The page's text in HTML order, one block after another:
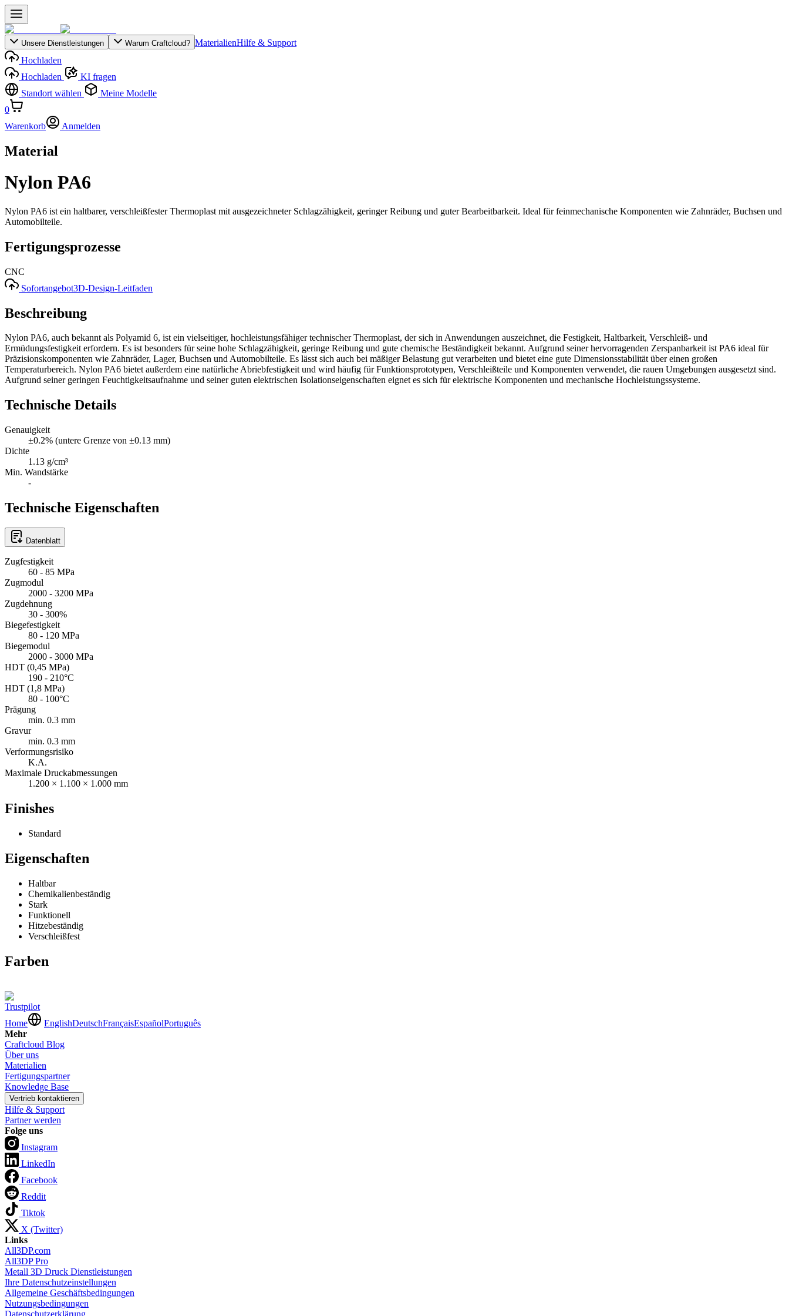
Unsere Dienstleistungen Warum Craftcloud? MaterialienHilfe & Support
Hochladen
Hochladen
KI fragen
Standort wählen
Meine Modelle
0
Warenkorb
Anmelden
Material
Nylon PA6
Nylon PA6 ist ein haltbarer, verschleißfester Thermoplast mit ausgezeichneter Schlagzähigkeit, geringer Reibung und guter Bearbeitbarkeit. Ideal für feinmechanische Komponenten wie Zahnräder, Buchsen und
Automobilteile.
Fertigungsprozesse
CNC
Sofortangebot3D-Design-Leitfaden
Beschreibung
Nylon PA6, auch bekannt als Polyamid 6, ist ein vielseitiger, hochleistungsfähiger technischer Thermoplast, der sich in Anwendungen auszeichnet, die Festigkeit, Haltbarkeit, Verschleiß- und
Ermüdungsfestigkeit erfordern. Es ist besonders für seine hohe Schlagzähigkeit, geringe Reibung und gute chemische Beständigkeit bekannt. Aufgrund seiner hervorragenden Zerspanbarkeit ist PA6 ideal für
Präzisionskomponenten wie Zahnräder, Lager, Buchsen und Automobilteile. Es lässt sich auch bei mäßiger Belastung gut verarbeiten und bietet eine gute Dimensionsstabilität über einen großen
Temperaturbereich. Nylon PA6 bietet außerdem eine natürliche Abriebfestigkeit und wird häufig für Funktionsprototypen, Verschleißteile und Komponenten verwendet, die rauen Umgebungen ausgesetzt sind.
Aufgrund seiner geringen Feuchtigkeitsaufnahme und seiner guten elektrischen Isolationseigenschaften eignet es sich für elektrische Komponenten und mechanische Hochleistungssysteme.
Technische Details
Genauigkeit
±0.2% (untere Grenze von ±0.13 mm)
Dichte
1.13 g/cm³
Min. Wandstärke
-
Technische Eigenschaften
Datenblatt
Zugfestigkeit
60 - 85 MPa
Zugmodul
2000 - 3200 MPa
Zugdehnung
30 - 300%
Biegefestigkeit
80 - 120 MPa
Biegemodul
2000 - 3000 MPa
HDT (0,45 MPa)
190 - 210°C
HDT (1,8 MPa)
80 - 100°C
Prägung
min. 0.3 mm
Gravur
min. 0.3 mm
Verformungsrisiko
K.A.
Maximale Druckabmessungen
1.200 × 1.100 × 1.000 mm
Finishes
Standard
Eigenschaften
Haltbar
Chemikalienbeständig
Stark
Funktionell
Hitzebeständig
Verschleißfest
Farben
Trustpilot
Home
EnglishDeutschFrançaisEspañolPortuguês
Mehr
Craftcloud Blog
Über uns
Materialien
Fertigungspartner
Knowledge Base
Vertrieb kontaktieren
Hilfe & Support
Partner werden
Folge uns
Instagram
LinkedIn
Facebook
Reddit
Tiktok
X (Twitter)
Links
All3DP.com
All3DP Pro
Metall 3D Druck Dienstleistungen
Ihre Datenschutzeinstellungen
Allgemeine Geschäftsbedingungen
Nutzungsbedingungen